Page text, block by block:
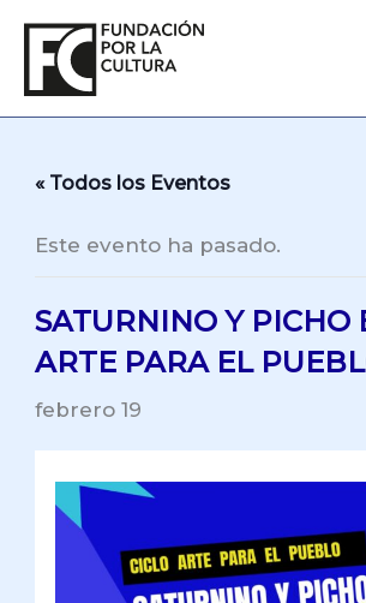
contenido
« Todos los Eventos
Este evento ha pasado.
SATURNINO Y PICHO
ARTE PARA EL
febrero 19